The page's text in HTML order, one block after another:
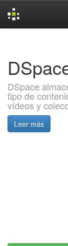
DSpace
tipo de
vídeos y
Leer más